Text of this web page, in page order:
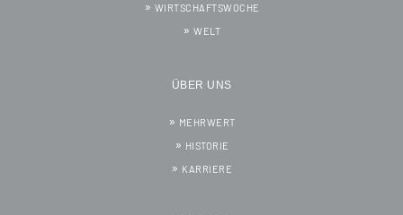
WIRTSCHAFTSWOCHE
WELT
ÜBER UNS
MEHRWERT
HISTORIE
KARRIERE